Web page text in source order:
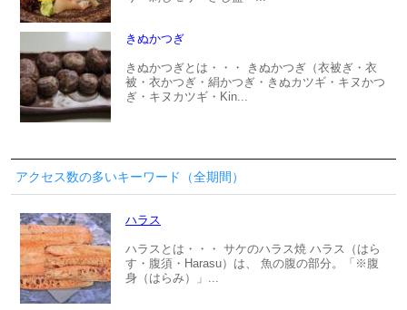
きぬかつぎ
きぬかつぎとは・・・ きぬかつぎ（衣被ぎ・衣
被・衣かつぎ・絹かつぎ・きぬカツギ・キヌかつ
ぎ・キヌカツギ・Kin...
アクセス数の多いキーワード（全期間）
ハラス
ハラスとは・・・ サケのハラス焼 ハラス（はら
す・腹須・Harasu）は、 魚の腹の部分。「※腹
身（はらみ）」...